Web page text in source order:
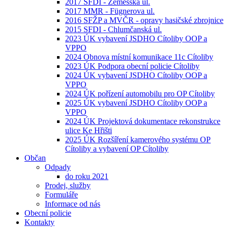
2017 SFDI - Zeměšská ul.
2017 MMR - Fügnerova ul.
2016 SFŽP a MVČR - opravy hasičské zbrojnice
2015 SFDI - Chlumčanská ul.
2023 ÚK vybavení JSDHO Cítoliby OOP a
VPPO
2024 Obnova místní komunikace 11c Cítoliby
2023 ÚK Podpora obecní policie Cítoliby
2024 ÚK vybavení JSDHO Cítoliby OOP a
VPPO
2024 ÚK pořízení automobilu pro OP Cítoliby
2025 ÚK vybavení JSDHO Cítoliby OOP a
VPPO
2024 ÚK Projektová dokumentace rekonstrukce
ulice Ke Hřišti
2025 ÚK Rozšíření kamerového systému OP
Cítoliby a vybavení OP Cítoliby
Občan
Odpady
do roku 2021
Prodej, služby
Formuláře
Informace od nás
Obecní policie
Kontakty